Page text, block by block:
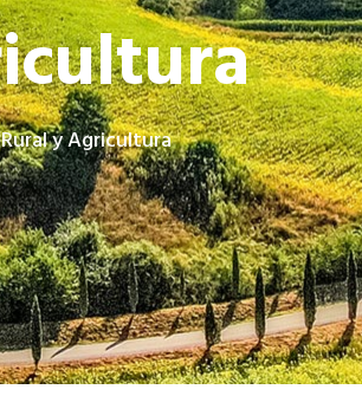
Rural y Agricultura